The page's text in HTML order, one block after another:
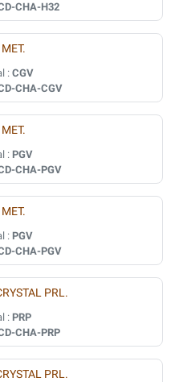
CHA-H32
: CGV
CHA-CGV
: PGV
CHA-PGV
: PGV
CHA-PGV
PRL.
: PRP
CHA-PRP
PRL.